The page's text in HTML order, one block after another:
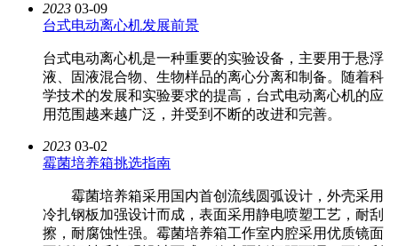
2023 03-09
台式电动离心机发展前景
台式电动离心机是一种重要的实验设备，主要用于悬浮
液、固液混合物、生物样品的离心分离和制备。随着科
学技术的发展和实验要求的提高，台式电动离心机的应
用范围越来越广泛，并受到不断的改进和完善。
2023 03-02
霉菌培养箱挑选指南
霉菌培养箱采用国内首创流线圆弧设计，外壳采用
冷扎钢板加强设计而成，表面采用静电喷塑工艺，耐刮
擦，耐腐蚀性强。霉菌培养箱工作室内腔采用优质镜面